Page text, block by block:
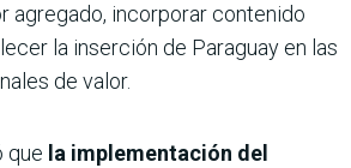
agregado, incorporar contenido
la inserción de Paraguay en las
de valor.
que la implementación del